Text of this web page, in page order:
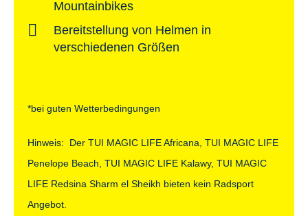
Mountainbikes
Bereitstellung von Helmen in
verschiedenen Größen
*bei guten Wetterbedingungen
Hinweis: Der TUI MAGIC LIFE Africana, TUI MAGIC LIFE
Penelope Beach, TUI MAGIC LIFE Kalawy, TUI MAGIC
LIFE Redsina Sharm el Sheikh bieten kein Radsport
Angebot.